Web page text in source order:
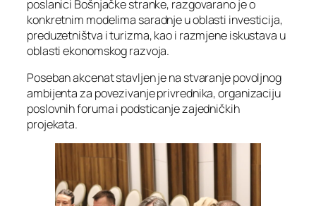
poslanici Bošnjačke stranke, razgovarano je o
konkretnim modelima saradnje u oblasti investicija,
preduzetništva i turizma, kao i razmjene iskustava u
oblasti ekonomskog razvoja.
Poseban akcenat stavljen je na stvaranje povoljnog
ambijenta za povezivanje privrednika, organizaciju
poslovnih foruma i podsticanje zajedničkih
projekata.